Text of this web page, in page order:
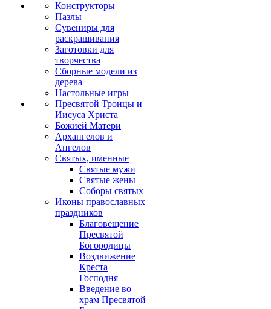
Конструкторы
Пазлы
Сувениры для
раскрашивания
Заготовки для
творчества
Сборные модели из
дерева
Настольные игры
Пресвятой Троицы и
Иисуса Христа
Божией Матери
Архангелов и
Ангелов
Святых, именные
Святые мужи
Святые жены
Соборы святых
Иконы православных
праздников
Благовещение
Пресвятой
Богородицы
Воздвижение
Креста
Господня
Введение во
храм Пресвятой